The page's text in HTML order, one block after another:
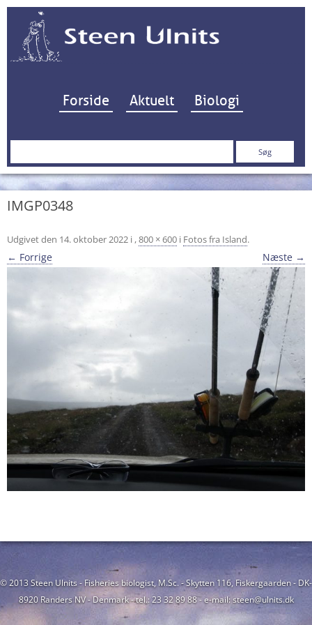
Hop til indhold
Forside Aktuelt Biologi
Søg
IMGP0348
Udgivet den 14. oktober 2022 i ,800 × 600 i Fotos fra Island.
← Forrige Næste →
© 2013 Steen Ulnits - Fisheries biologist, M.Sc. - Skytten 116, Fiskergaarden - DK-
8920 Randers NV - Denmark - tel.: 23 32 89 88 - e-mail: steen@ulnits.dk